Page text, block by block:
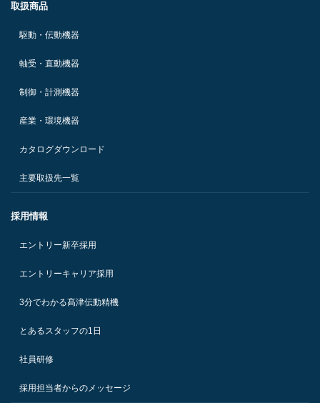
取扱商品
駆動・伝動機器
軸受・直動機器
制御・計測機器
産業・環境機器
カタログダウンロード
主要取扱先一覧
採用情報
エントリー新卒採用
エントリーキャリア採用
3分でわかる髙津伝動精機
とあるスタッフの1日
社員研修
採用担当者からのメッセージ